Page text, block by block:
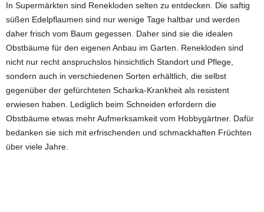
In Supermärkten sind Renekloden selten zu entdecken. Die saftig
süßen Edelpflaumen sind nur wenige Tage haltbar und werden
daher frisch vom Baum gegessen. Daher sind sie die idealen
Obstbäume für den eigenen Anbau im Garten. Renekloden sind
nicht nur recht anspruchslos hinsichtlich Standort und Pflege,
sondern auch in verschiedenen Sorten erhältlich, die selbst
gegenüber der gefürchteten Scharka-Krankheit als resistent
erwiesen haben. Lediglich beim Schneiden erfordern die
Obstbäume etwas mehr Aufmerksamkeit vom Hobbygärtner. Dafür
bedanken sie sich mit erfrischenden und schmackhaften Früchten
über viele Jahre.